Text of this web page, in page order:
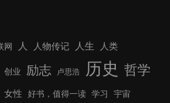
网 人 人物传记 人生 人类
创业 励志 卢思浩 历史 哲学
女性 好书，值得一读 学习 宇宙